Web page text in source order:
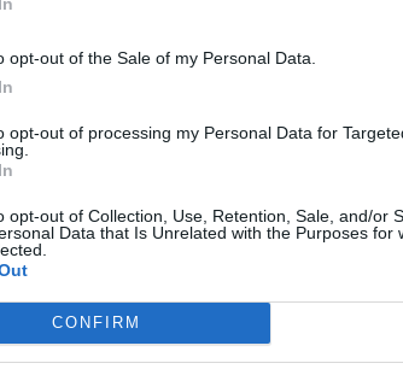
opt-out of the Sale of my Personal Data.
opt-out of processing my Personal Data for
opt-out of Collection, Use, Retention, Sale, and/or
Data that Is Unrelated with the Purposes for
CONFIRM
το ροζ είναι εξαιρετική
τις πιο ροδακινί